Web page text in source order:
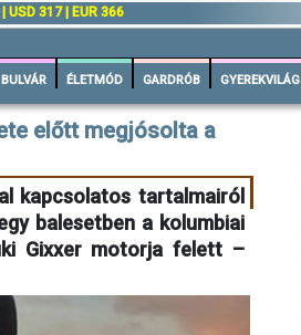
USD 317 | EUR 366
BULVÁR ÉLETMÓD GARDRÓB GYEREKVILÁG
előtt megjósolta a
kapcsolatos tartalmairól
balesetben a kolumbiai
Gixxer motorja felett –